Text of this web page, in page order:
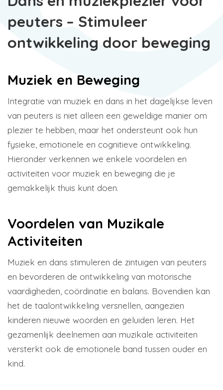
peuters – Stimuleer
ontwikkeling door beweging
Muziek en Beweging
Integratie van muziek en dans in het dagelijkse leven
van peuters is niet alleen een geweldige manier om
plezier te hebben, maar het ondersteunt ook hun
fysieke, emotionele en cognitieve ontwikkeling.
Hieronder verkennen we enkele voordelen en
activiteiten voor muziek en beweging die je
gemakkelijk thuis kunt doen.
Voordelen van Muzikale
Activiteiten
Muziek en dans stimuleren de zintuigen van peuters
en bevorderen de ontwikkeling van motorische
vaardigheden, coördinatie en balans. Bovendien kan
het de taalontwikkeling versnellen, aangezien
kinderen nieuwe woorden en geluiden leren. Het
gezamenlijk deelnemen aan muzikale activiteiten
versterkt ook de emotionele band tussen ouder en
kind.